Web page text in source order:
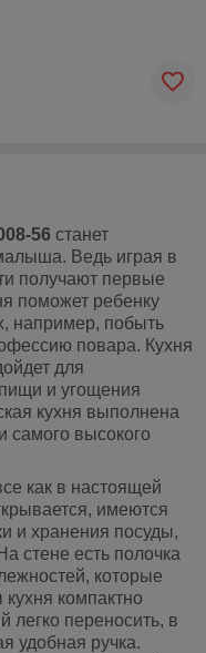
56 станет
Ведь играя в
получают первые
поможет ребенку
например, побыть
повара. Кухня
для
и угощения
кухня выполнена
самого высокого
как в настоящей
имеются
и хранения посуды,
стене есть полочка
которые
компактно
легко переносить, в
удобная ручка.